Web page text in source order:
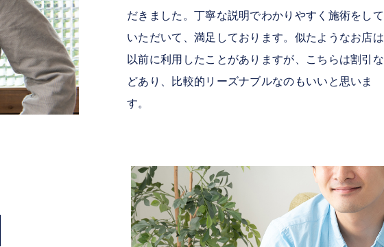
だきました。丁寧な説明でわかりやすく施術をして
いただいて、満足しております。似たようなお店は
以前に利用したことがありますが、こちらは割引な
どあり、比較的リーズナブルなのもいいと思いま
す。